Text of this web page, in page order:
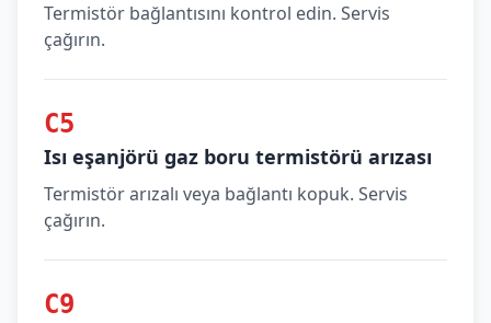
Termistör bağlantısını kontrol edin. Servis
çağırın.
C5
Isı eşanjörü gaz boru termistörü arızası
Termistör arızalı veya bağlantı kopuk. Servis
çağırın.
C9